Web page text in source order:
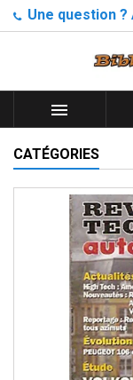
Une question ?

CATÉGORIES